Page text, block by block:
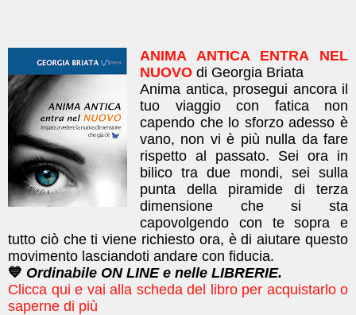
ANIMA ANTICA ENTRA NEL
NUOVO di Georgia Briata
Anima antica, prosegui ancora il
tuo viaggio con fatica non
capendo che lo sforzo adesso è
vano, non vi è più nulla da fare
rispetto al passato. Sei ora in
bilico tra due mondi, sei sulla
punta della piramide di terza
dimensione che si sta
capovolgendo con te sopra e
tutto ciò che ti viene richiesto ora, è di aiutare questo
movimento lasciandoti andare con fiducia.
💙 Ordinabile ON LINE e nelle LIBRERIE.
Clicca qui e vai alla scheda del libro per acquistarlo o
saperne di più